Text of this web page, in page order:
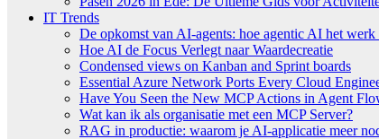
IT Trends
De opkomst van AI-agents: hoe agentic AI het
Hoe AI de Focus Verlegt naar Waardecreatie
Condensed views on Kanban and Sprint boards
Essential Azure Network Ports Every Cloud
Have You Seen the New MCP Actions in Agent
Wat kan ik als organisatie met een MCP Server?
RAG in productie: waarom je AI-applicatie meer